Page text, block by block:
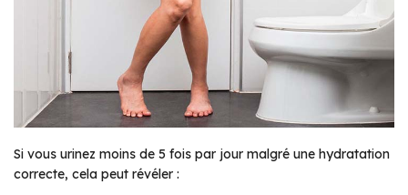
Si vous urinez moins de 5 fois par jour malgré une hydratation
correcte, cela peut révéler :